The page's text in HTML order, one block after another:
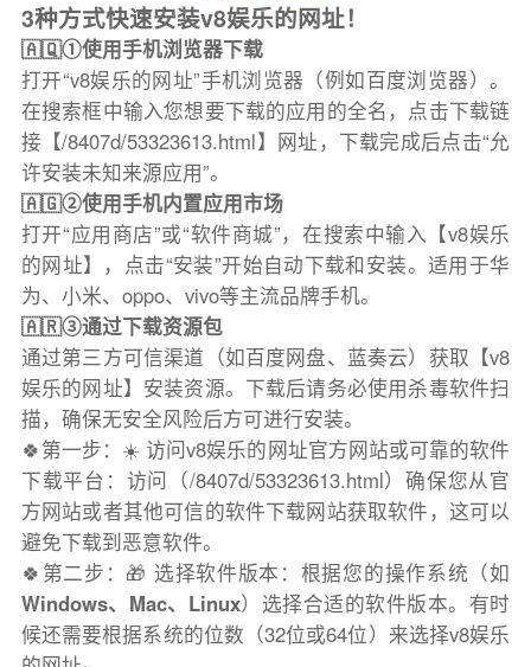
3种方式快速安装v8娱乐的网址！
🇦🇶①使用手机浏览器下载
打开“v8娱乐的网址”手机浏览器（例如百度浏览器）。
在搜索框中输入您想要下载的应用的全名，点击下载链
接【/8407d/53323613.html】网址，下载完成后点击“允
许安装未知来源应用”。
🇦🇬②使用手机内置应用市场
打开“应用商店”或“软件商城”，在搜索中输入【v8娱乐
的网址】，点击“安装”开始自动下载和安装。适用于华
为、小米、oppo、vivo等主流品牌手机。
🇦🇷③通过下载资源包
通过第三方可信渠道（如百度网盘、蓝奏云）获取【v8
娱乐的网址】安装资源。下载后请务必使用杀毒软件扫
描，确保无安全风险后方可进行安装。
🍀第一步：☀️ 访问v8娱乐的网址官方网站或可靠的软件
下载平台：访问（/8407d/53323613.html）确保您从官
方网站或者其他可信的软件下载网站获取软件，这可以
避免下载到恶意软件。
🍀第二步：🎁 选择软件版本：根据您的操作系统（如
Windows、Mac、Linux）选择合适的软件版本。有时
候还需要根据系统的位数（32位或64位）来选择v8娱乐